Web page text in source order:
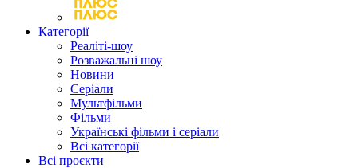
Категорії
Реаліті-шоу
Розважальні шоу
Новини
Серіали
Мультфільми
Фільми
Українські фільми і серіали
Всі категорії
Всі проєкти